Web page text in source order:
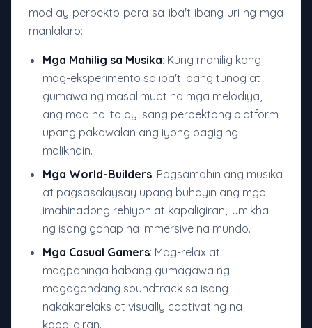
mod ay perpekto para sa iba't ibang uri ng mga
manlalaro:
Mga Mahilig sa Musika: Kung mahilig kang
mag-eksperimento sa iba't ibang tunog at
gumawa ng masalimuot na mga melodiya,
ang mod na ito ay isang perpektong platform
upang pakawalan ang iyong pagiging
malikhain.
Mga World-Builders: Pagsamahin ang musika
at pagsasalaysay upang buhayin ang mga
imahinadong rehiyon at kapaligiran, lumikha
ng isang ganap na immersive na mundo.
Mga Casual Gamers: Mag-relax at
magpahinga habang gumagawa ng
magagandang soundtrack sa isang
nakakarelaks at visually captivating na
kapaligiran.